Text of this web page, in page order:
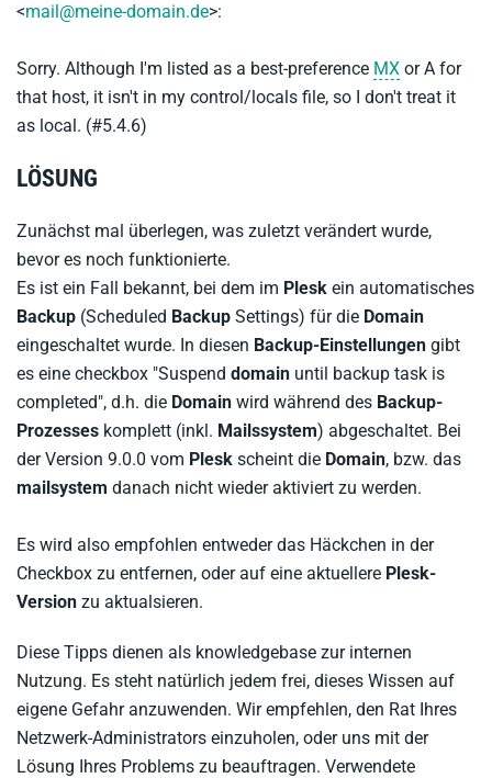
<mail@meine-domain.de>:
Sorry. Although I'm listed as a best-preference MX or A for
that host, it isn't in my control/locals file, so I don't treat it
as local. (#5.4.6)
LÖSUNG
Zunächst mal überlegen, was zuletzt verändert wurde,
bevor es noch funktionierte.
Es ist ein Fall bekannt, bei dem im Plesk ein automatisches
Backup (Scheduled Backup Settings) für die Domain
eingeschaltet wurde. In diesen Backup-Einstellungen gibt
es eine checkbox "Suspend domain until backup task is
completed", d.h. die Domain wird während des Backup-
Prozesses komplett (inkl. Mailssystem) abgeschaltet. Bei
der Version 9.0.0 vom Plesk scheint die Domain, bzw. das
mailsystem danach nicht wieder aktiviert zu werden.
Es wird also empfohlen entweder das Häckchen in der
Checkbox zu entfernen, oder auf eine aktuellere Plesk-
Version zu aktualsieren.
Diese Tipps dienen als knowledgebase zur internen
Nutzung. Es steht natürlich jedem frei, dieses Wissen auf
eigene Gefahr anzuwenden. Wir empfehlen, den Rat Ihres
Netzwerk-Administrators einzuholen, oder uns mit der
Lösung Ihres Problems zu beauftragen. Verwendete